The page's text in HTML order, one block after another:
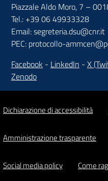
Piazzale Aldo Moro, 7 –
Tel.: +39 06 49933328
Email: segreteria.dsu@cnr.it
PEC: protocollo-
Facebook - LinkedIn - X
Zenodo
Dichiarazione di accessibilità
Amministrazione trasparente
Social media policy Come